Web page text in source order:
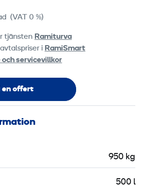
(VAT 0 %)
tjänsten Ramiturva
i RamiSmart
och servicevillkor
en offert
950 kg
500 l